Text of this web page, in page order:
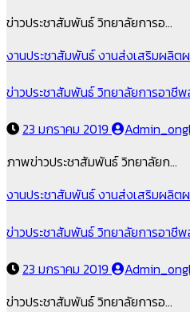
ข่าวประชาสัมพันธ์ วิทยาลัยการอ…
งานประชาสัมพันธ์งานส่งเสริมผลิต
ข่าวประชาสัมพันธ์ วิทยาลัยการอาชี
23 มกราคม 2019
ภาพข่าวประชาสัมพันธ์ วิทยาลัยก…
งานประชาสัมพันธ์งานส่งเสริมผลิต
ข่าวประชาสัมพันธ์ วิทยาลัยการอาชี
23 มกราคม 2019
ข่าวประชาสัมพันธ์ วิทยาลัยการอ…